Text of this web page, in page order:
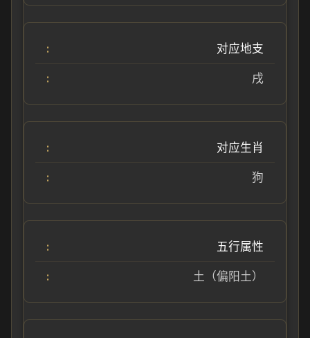
对应地支
戌
对应生肖
狗
五行属性
土（偏阳土）